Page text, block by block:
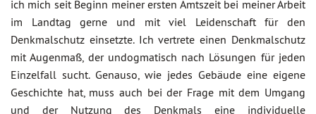
ich mich seit Beginn meiner ersten Amtszeit bei meiner Arbeit
im Landtag gerne und mit viel Leidenschaft für den
Denkmalschutz einsetzte. Ich vertrete einen Denkmalschutz
mit Augenmaß, der undogmatisch nach Lösungen für jeden
Einzelfall sucht. Genauso, wie jedes Gebäude eine eigene
Geschichte hat, muss auch bei der Frage mit dem Umgang
und der Nutzung des Denkmals eine individuelle